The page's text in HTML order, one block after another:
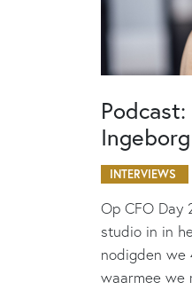
INTERVIEWS
Op CFO Day
studio in in
nodigden we
waarmee we